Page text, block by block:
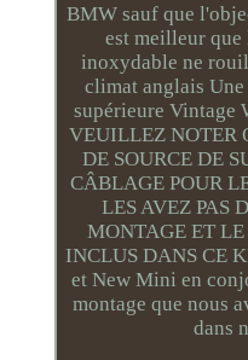
BMW sauf que
est meilleur
inoxydable ne
climat anglais
supérieure Vintage
VEUILLEZ NOTER
DE SOURCE DE
CÂBLAGE POUR
LES AVEZ PAS
MONTAGE ET
INCLUS DANS CE
et New Mini en
montage que nous
dans